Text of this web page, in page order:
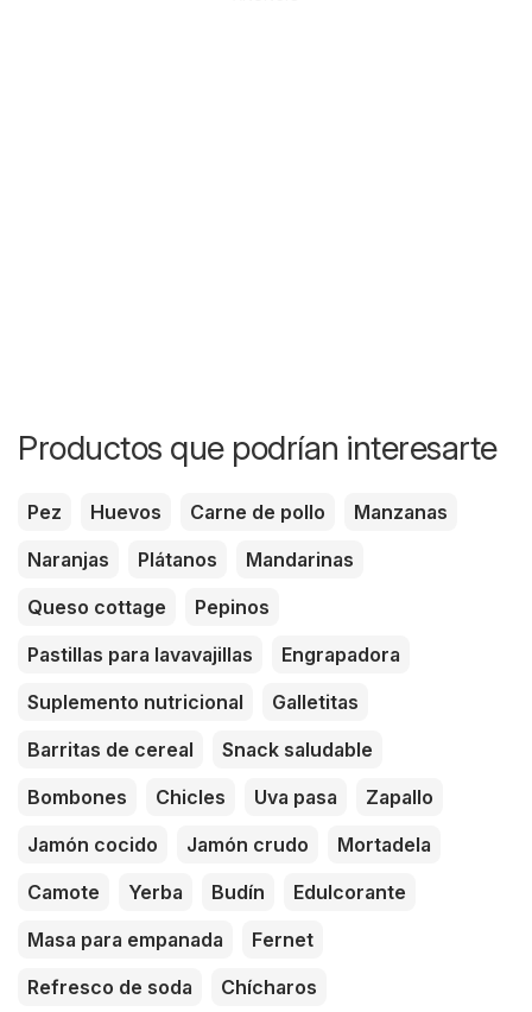
Productos que podrían interesarte
Pez Huevos Carne de pollo
Manzanas
Naranjas
Plátanos
Mandarinas
Queso cottage
Pepinos
Pastillas para lavavajillas
Engrapadora
Suplemento nutricional
Galletitas
Barritas de cereal
Snack saludable
Bombones
Chicles Uva pasa
Zapallo
Jamón cocido
Jamón crudo
Mortadela
Camote
Yerba Budín
Edulcorante
Masa para empanada
Fernet
Refresco de soda
Chícharos